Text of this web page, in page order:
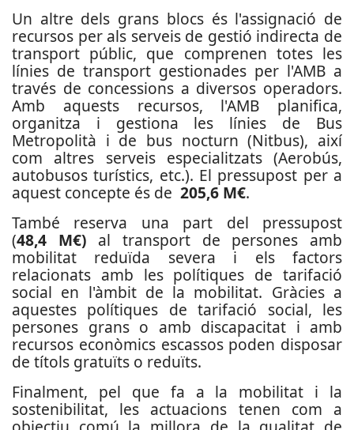
Un altre dels grans blocs és l'assignació de
recursos per als serveis de gestió indirecta de
transport públic, que comprenen totes les
línies de transport gestionades per l'AMB a
través de concessions a diversos operadors.
Amb aquests recursos, l'AMB planifica,
organitza i gestiona les línies de Bus
Metropolità i de bus nocturn (Nitbus), així
com altres serveis especialitzats (Aerobús,
autobusos turístics, etc.). El pressupost per a
aquest concepte és de 205,6 M€.
També reserva una part del pressupost
(48,4 M€) al transport de persones amb
mobilitat reduïda severa i els factors
relacionats amb les polítiques de tarifació
social en l'àmbit de la mobilitat. Gràcies a
aquestes polítiques de tarifació social, les
persones grans o amb discapacitat i amb
recursos econòmics escassos poden disposar
de títols gratuïts o reduïts.
Finalment, pel que fa a la mobilitat i la
sostenibilitat, les actuacions tenen com a